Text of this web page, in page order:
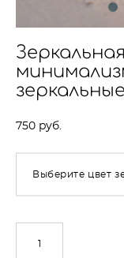
зеркальные
750 pуб.
Выберите цвет